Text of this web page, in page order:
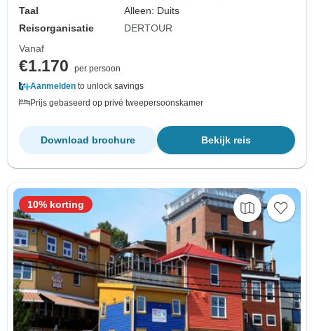
Taal
Alleen: Duits
Reisorganisatie
DERTOUR
Vanaf
€1.170
per persoon
Aanmelden to unlock savings
Prijs gebaseerd op privé tweepersoonskamer
Bekijk reis
Download brochure
10% korting